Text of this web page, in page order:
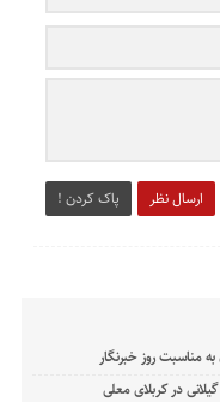
ارسال نظر پاک کردن !
روز خبرنگار
در کربلای معلی